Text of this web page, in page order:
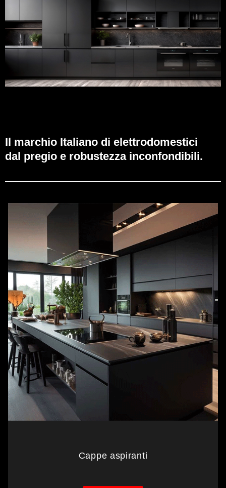
Il marchio Italiano di elettrodomestici
dal pregio e robustezza inconfondibili.
Cappe aspiranti